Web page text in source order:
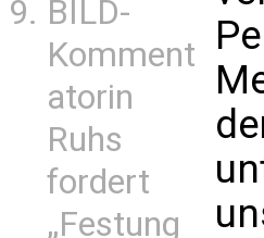
BILD-
Komment
atorin
Ruhs
fordert
„Festung